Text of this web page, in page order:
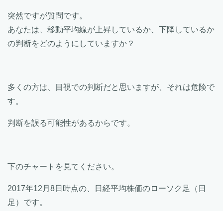
突然ですが質問です。
あなたは、移動平均線が上昇しているか、下降しているか
の判断をどのようにしていますか？
多くの方は、目視での判断だと思いますが、それは危険で
す。
判断を誤る可能性があるからです。
下のチャートを見てください。
2017年12月8日時点の、日経平均株価のローソク足（日
足）です。